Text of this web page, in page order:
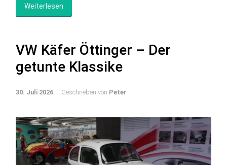
Weiterlesen
VW Käfer Öttinger – Der
getunte Klassike
30. Juli 2026 Geschrieben von Peter